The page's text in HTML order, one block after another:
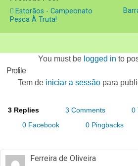
Estorãos - Campeonato
Pesca À Truta!
You must be logged in to
Profile
Tem de iniciar a sessãopara
3 Replies 3 Comments
0
0 Facebook
0 Pingbacks
Ferreira de Oliveira